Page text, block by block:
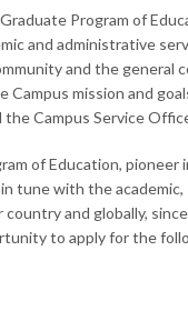
Program of
and administrative
and the general
Campus mission and
Campus Service
of Education, pioneer
tune with the academic,
and globally,
to apply for the